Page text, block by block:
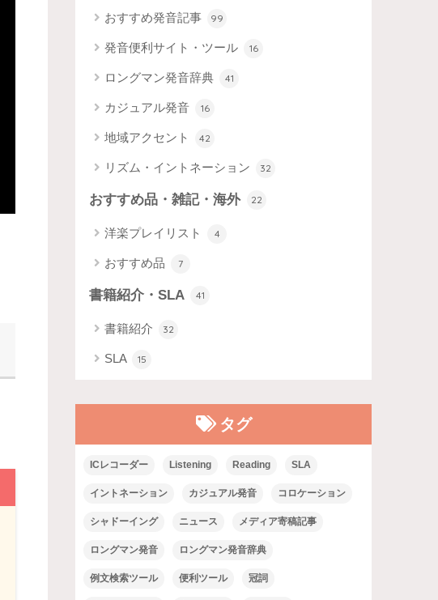
おすすめ発音記事 99
発音便利サイト・ツール 16
ロングマン発音辞典 41
カジュアル発音 16
地域アクセント 42
リズム・イントネーション 32
おすすめ品・雑記・海外 22
洋楽プレイリスト 4
おすすめ品 7
書籍紹介・SLA 41
書籍紹介 32
SLA 15
タグ
ICレコーダー Listening Reading SLA
イントネーション カジュアル発音 コロケーション
シャドーイング ニュース メディア寄稿記事
ロングマン発音 ロングマン発音辞典
例文検索ツール 便利ツール 冠詞